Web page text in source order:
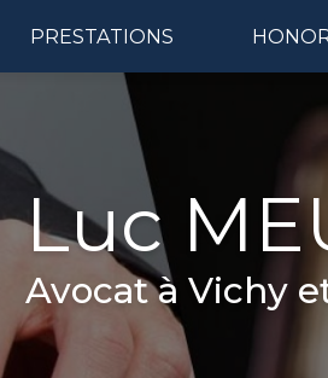
PRESTATIONS
Luc
Avocat à Vichy